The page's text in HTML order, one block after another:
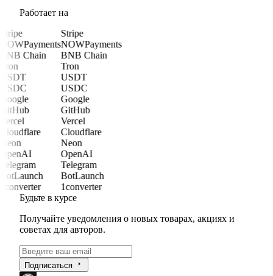
Работает на
Stripe
NOWPayments
BNB Chain
Tron
USDT
USDC
Google
GitHub
Vercel
Cloudflare
Neon
OpenAI
Telegram
BotLaunch
1converter
Stripe
NOWPayments
BNB Chain
Tron
USDT
USDC
Google
GitHub
Vercel
Cloudflare
Neon
OpenAI
Telegram
BotLaunch
1converter
Будьте в курсе
Получайте уведомления о новых товарах, акциях и
советах для авторов.
Подписаться arrow_right